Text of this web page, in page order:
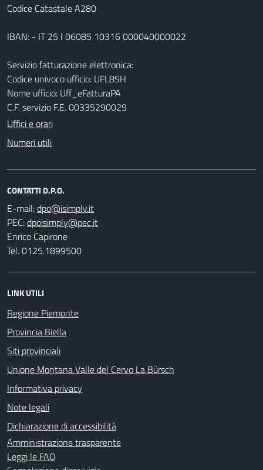
Codice Catastale A280
IBAN: - IT 25 I 06085 10316 000040000022
Servizio fatturazione elettronica:
Codice univoco ufficio: UFL8SH
Nome ufficio: Uff_eFatturaPA
C.F. servizio F.E. 00335290029
Uffici e orari
Numeri utili
CONTATTI D.P.O.
E-mail:
PEC:
Enrico Capirone
Tel. 0125.1899500
LINK UTILI
Regione Piemonte
Provincia Biella
Siti provinciali
Unione Montana Valle del Cervo La Bürsch
Informativa privacy
Note legali
Dichiarazione di accessibilità
Amministrazione trasparente
Leggi le FAQ